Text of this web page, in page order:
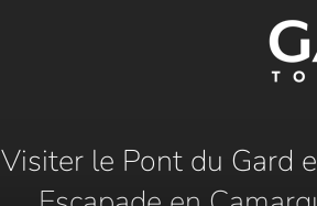
Visiter le Pont du Gard